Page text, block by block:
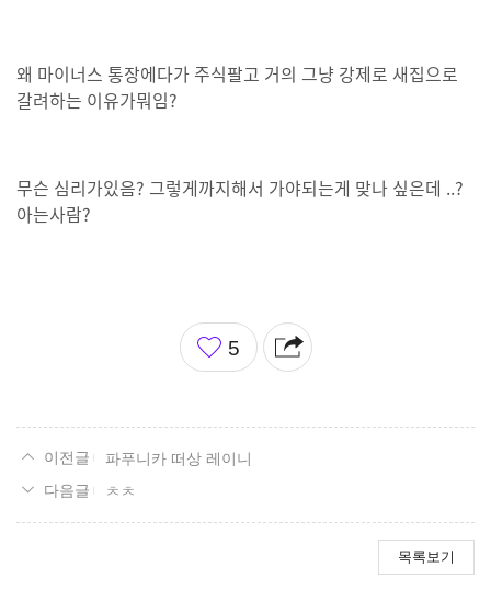
왜 마이너스 통장에다가 주식팔고 거의 그냥 강제로 새집으로
갈려하는 이유가뭐임?
무슨 심리가있음? 그렇게까지해서 가야되는게 맞나 싶은데 ..?
아는사람?
좋
아
5
파푸니카 떠상 레이니
ㅊㅊ
목록보기